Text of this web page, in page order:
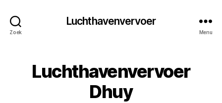
Zoek
Luchthavenvervoer
Menu
Luchthavenvervoer
Dhuy